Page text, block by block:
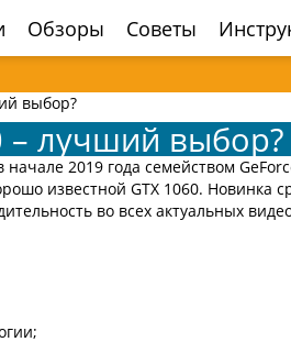
Обзоры Советы
выбор?
– лучший выбор?
2019 года семейством
известной GTX 1060. Новинка
во всех актуальных